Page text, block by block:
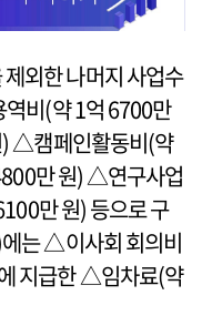
외한 나머지 사업수
비(약 1억 6700만
△캠페인활동비(약
만 원) △연구사업
만 원) 등으로 구
는 △이사회 회의비
지급한 △임차료(약